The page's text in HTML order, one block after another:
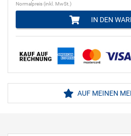
Normalpreis (inkl. MwSt.)
IN DEN
AUF MEINEN